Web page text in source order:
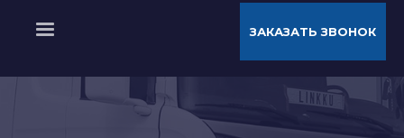
ЗАКАЗАТЬ ЗВОНОК